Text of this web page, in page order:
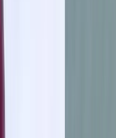
তেঁতুলিয়ায়
বিভিন্ন সরকারি
২০২৬